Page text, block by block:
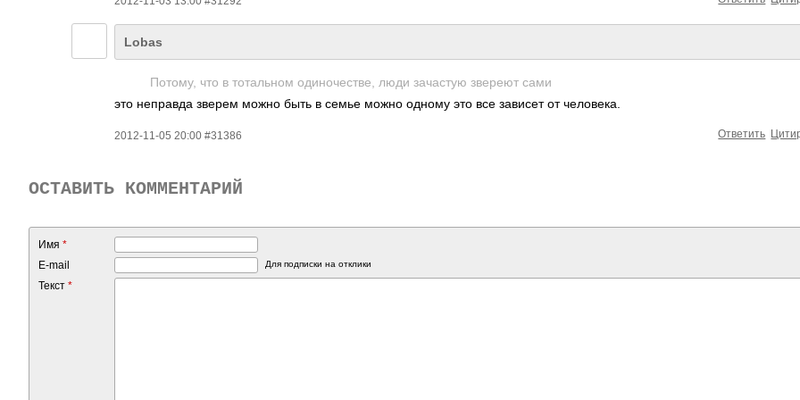
Lobas
Потому, что в тота­­льном один­­оче­с­тве, люди зача­­стую звереют сами
это непр­авда зверем можно быть в семье можно одному это все зависет от чело­века.
2012-11-05 20:00 #31386 Ответить
ОСТАВИТЬ КОММЕНТАРИЙ
Имя *
E-mail
Для подписки на отклики
Текст *